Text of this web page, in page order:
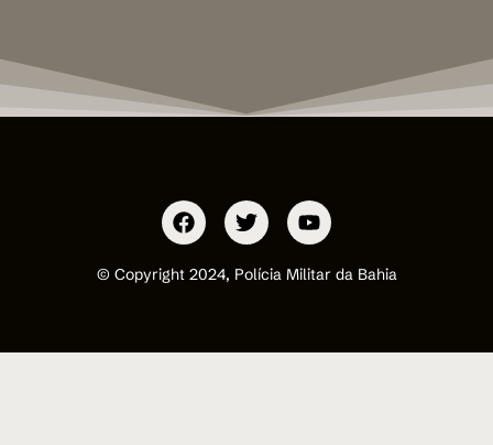
© Copyright 2024, Polícia Militar da Bahia